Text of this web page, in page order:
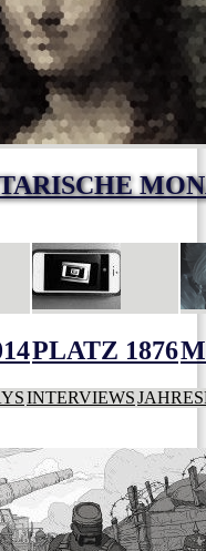
PLATZ 1876
INTERVIEWS